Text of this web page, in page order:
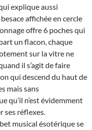
explique aussi
affichée en cercle
offre 6 poches qui
un flacon, chaque
sur la vitre ne
il s’agit de faire
qui descend du haut de
mais sans
qu’il n’est évidemment
ses réflexes.
musical ésotérique se